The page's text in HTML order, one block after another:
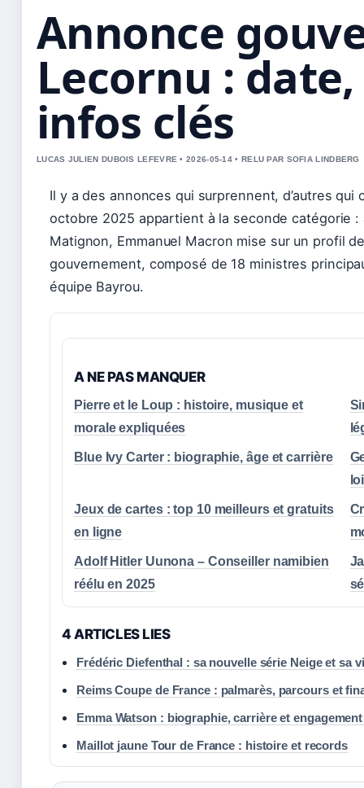
Annonce
Lecornu :
infos clés
LUCAS JULIEN DUBOIS LEFEVRE • 2026-05-14 • RELU PAR SOFIA LINDBERG
Il y a des annonces qui surprennent, d’autres
octobre 2025 appartient à la seconde catégorie
Matignon, Emmanuel Macron mise sur un profil
gouvernement, composé de 18 ministres
équipe Bayrou.
A NE PAS MANQUER
Pierre et le Loup : histoire, musique et
morale expliquées
Blue Ivy Carter : biographie, âge et carrière
Jeux de cartes : top 10 meilleurs et gratuits
en ligne
Adolf Hitler Uunona – Conseiller namibien
réélu en 2025
4 ARTICLES LIES
Frédéric Diefenthal : sa nouvelle série Neige et sa
Reims Coupe de France : palmarès, parcours et
Emma Watson : biographie, carrière et
Maillot jaune Tour de France : histoire et records